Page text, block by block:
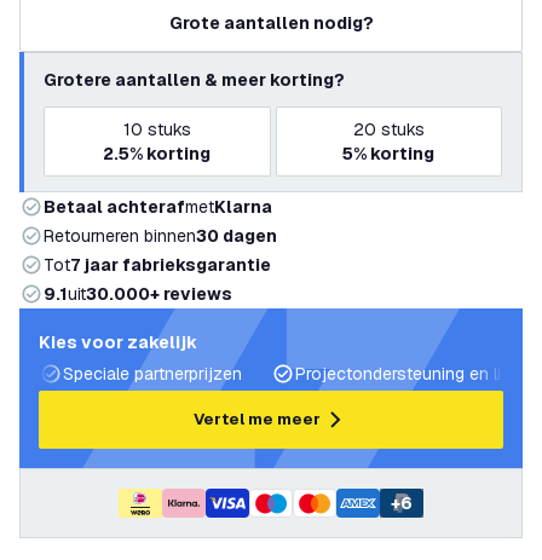
Grote aantallen nodig?
Grotere aantallen & meer korting?
10 stuks
2.5% korting
20 stuks
5% korting
Betaal achterafmetKlarna
Retourneren binnen30 dagen
Tot7 jaar fabrieksgarantie
9.1uit30.000+ reviews
Kies voor zakelijk
Speciale partnerprijzen
Projectondersteuning en
Vertel me meer
+6